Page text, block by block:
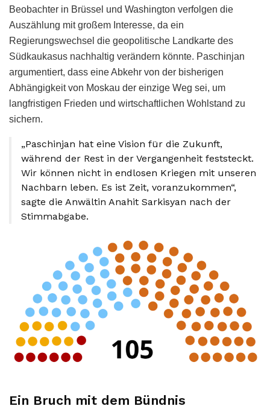
Beobachter in Brüssel und Washington verfolgen die
Auszählung mit großem Interesse, da ein
Regierungswechsel die geopolitische Landkarte des
Südkaukasus nachhaltig verändern könnte. Paschinjan
argumentiert, dass eine Abkehr von der bisherigen
Abhängigkeit von Moskau der einzige Weg sei, um
langfristigen Frieden und wirtschaftlichen Wohlstand zu
sichern.
„Paschinjan hat eine Vision für die Zukunft,
während der Rest in der Vergangenheit feststeckt.
Wir können nicht in endlosen Kriegen mit unseren
Nachbarn leben. Es ist Zeit, voranzukommen“,
sagte die Anwältin Anahit Sarkisyan nach der
Stimmabgabe.
Ein Bruch mit dem Bündnis